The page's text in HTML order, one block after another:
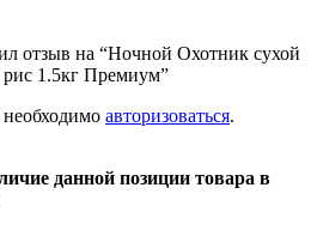
отзыв на “Ночной Охотник сухой
1.5кг Премиум”
авторизоваться.
данной позиции товара в